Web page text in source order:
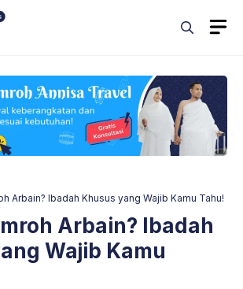
Arbain? Ibadah Khusus yang Wajib Kamu Tahu!
Arbain? Ibadah
Wajib Kamu